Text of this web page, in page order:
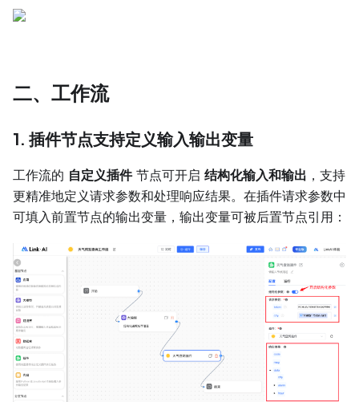
二、工作流
1. 插件节点支持定义输入输出变量
工作流的 自定义插件节点可开启 结构化输入和输出 ，支持
更精准地定义请求参数和处理响应结果。在插件请求参数中
可填入前置节点的输出变量，输出变量可被后置节点引用：